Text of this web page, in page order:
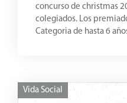
concurso de christmas
colegiados. Los
Categoria de hasta 6
Vida Social